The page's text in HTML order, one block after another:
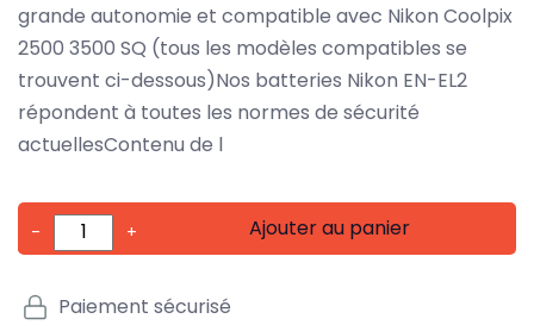
grande autonomie et compatible avec Nikon Coolpix
2500 3500 SQ (tous les modèles compatibles se
trouvent ci-dessous)Nos batteries Nikon EN-EL2
répondent à toutes les normes de sécurité
actuellesContenu de l
- + Ajouter au panier
Paiement sécurisé